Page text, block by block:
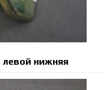
нижняя